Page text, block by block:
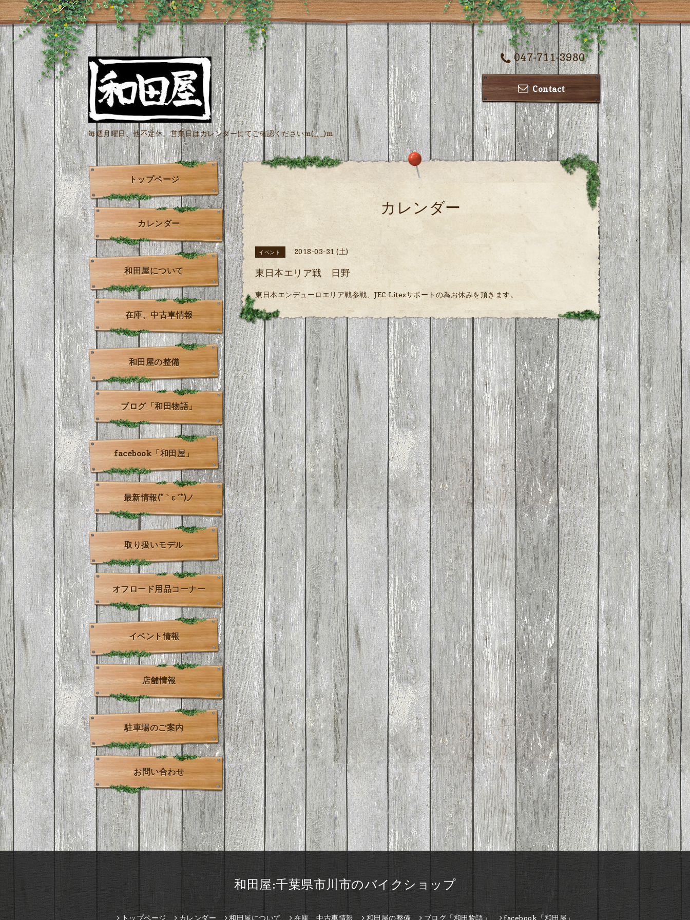
047-711-3980
Contact
毎週月曜日、他不定休。営業日はカレンダーにてご確認くださいm(_ _)m
カレンダー
イベント 2018-03-31 (土)
東日本エリア戦 日野
東日本エンデューロエリア戦参戦、JEC-Litesサポートの為お休みを頂きます。
トップページ
カレンダー
和田屋について
在庫、中古車情報
和田屋の整備
ブログ「和田物語」
facebook「和田屋」
最新情報(*｀ε´*)ノ
取り扱いモデル
オフロード用品コーナー
イベント情報
店舗情報
駐車場のご案内
お問い合わせ
和田屋:千葉県市川市のバイクショップ
トップページ カレンダー 和田屋について 在庫、中古車情報 和田屋の整備 ブログ「和田物語」 facebook「和田屋」